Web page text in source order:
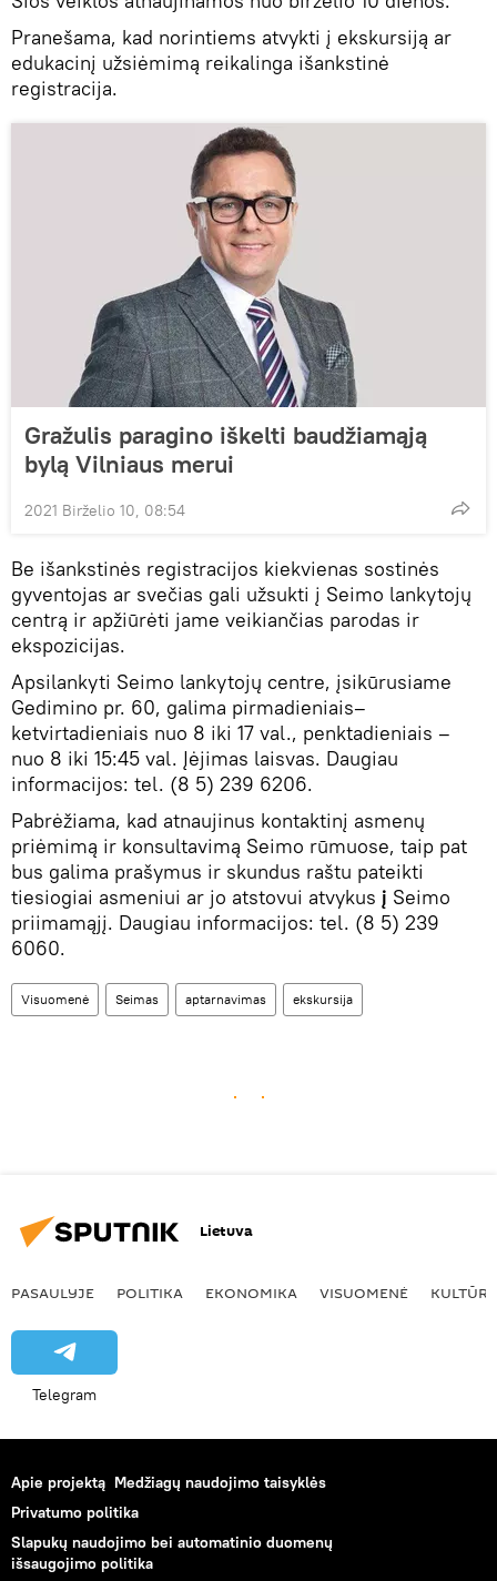
Pranešama, kad norintiems atvykti į ekskursiją ar
edukacinį užsiėmimą reikalinga išankstinė
registracija.
Gražulis paragino iškelti baudžiamąją
bylą Vilniaus merui
2021 Birželio 10, 08:54
Be išankstinės registracijos kiekvienas sostinės
gyventojas ar svečias gali užsukti į Seimo lankytojų
centrą ir apžiūrėti jame veikiančias parodas ir
ekspozicijas.
Apsilankyti Seimo lankytojų centre, įsikūrusiame
Gedimino pr. 60, galima pirmadieniais–
ketvirtadieniais nuo 8 iki 17 val., penktadieniais –
nuo 8 iki 15:45 val. Įėjimas laisvas. Daugiau
informacijos: tel. (8 5) 239 6206.
Pabrėžiama, kad atnaujinus kontaktinį asmenų
priėmimą ir konsultavimą Seimo rūmuose, taip pat
bus galima prašymus ir skundus raštu pateikti
tiesiogiai asmeniui ar jo atstovui atvykus į Seimo
priimamąjį. Daugiau informacijos: tel. (8 5) 239
6060.
Visuomenė Seimas aptarnavimas ekskursija
Lietuva
PASAULYJE POLITIKA EKONOMIKA VISUOMENĖ KULTŪRA
Telegram
Apie projektą Medžiagų naudojimo taisyklės
Privatumo politika
Slapukų naudojimo bei automatinio duomenų
išsaugojimo politika